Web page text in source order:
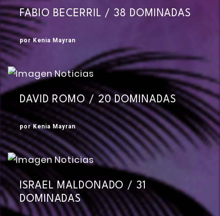
FABIO BECERRIL / 38 DOMINADAS
por Kenia Mayran
DAVID ROMO / 20 DOMINADAS
por Kenia Mayran
ISRAEL MALDONADO / 31
DOMINADAS